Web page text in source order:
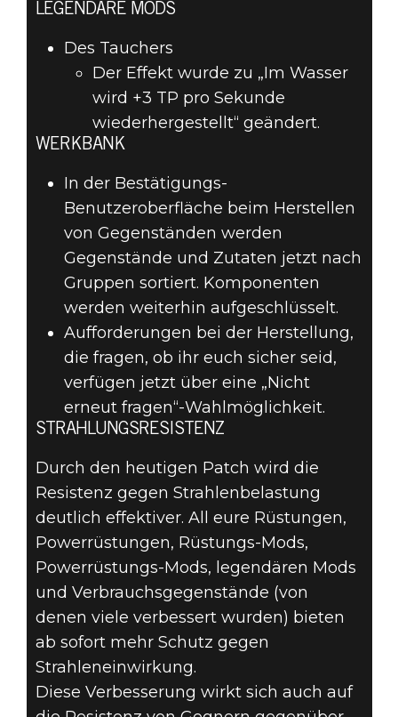
LEGENDÄRE MODS
Des Tauchers
Der Effekt wurde zu „Im Wasser
wird +3 TP pro Sekunde
wiederhergestellt“ geändert.
WERKBANK
In der Bestätigungs-
Benutzeroberfläche beim Herstellen
von Gegenständen werden
Gegenstände und Zutaten jetzt nach
Gruppen sortiert. Komponenten
werden weiterhin aufgeschlüsselt.
Aufforderungen bei der Herstellung,
die fragen, ob ihr euch sicher seid,
verfügen jetzt über eine „Nicht
erneut fragen“-Wahlmöglichkeit.
STRAHLUNGSRESISTENZ
Durch den heutigen Patch wird die
Resistenz gegen Strahlenbelastung
deutlich effektiver. All eure Rüstungen,
Powerrüstungen, Rüstungs-Mods,
Powerrüstungs-Mods, legendären Mods
und Verbrauchsgegenstände (von
denen viele verbessert wurden) bieten
ab sofort mehr Schutz gegen
Strahleneinwirkung.
Diese Verbesserung wirkt sich auch auf